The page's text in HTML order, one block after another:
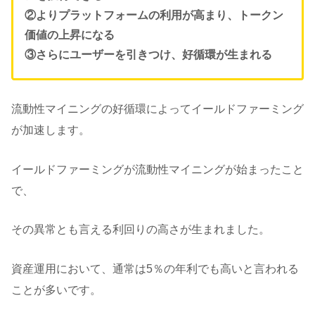
②よりプラットフォームの利用が高まり、トークン
価値の上昇になる
③さらにユーザーを引きつけ、好循環が生まれる
流動性マイニングの好循環によってイールドファーミング
が加速します。
イールドファーミングが流動性マイニングが始まったこと
で、
その異常とも言える利回りの高さが生まれました。
資産運用において、通常は5％の年利でも高いと言われる
ことが多いです。